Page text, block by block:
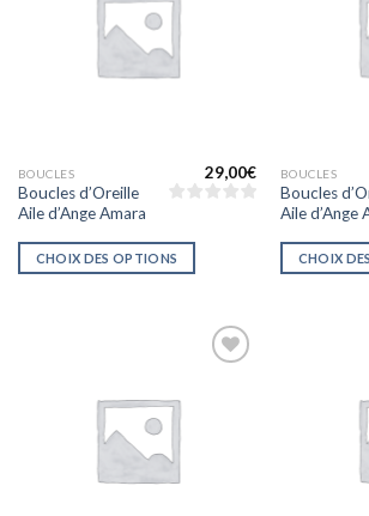
BOUCLES
Boucles d’Oreille
Aile d’Ange Amara
29,00€
CHOIX DES OPTIONS
BOUCLES
Boucles
Aile d’Ange
CHOIX